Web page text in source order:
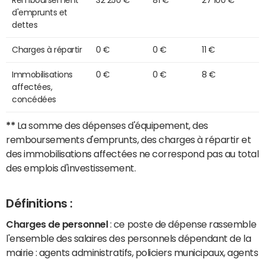
d'emprunts et
dettes
Charges à répartir 0 € 0 € 11 €
Immobilisations
affectées,
concédées
0 € 0 € 8 €
** La somme des dépenses d'équipement, des
remboursements d'emprunts, des charges à répartir et
des immobilisations affectées ne correspond pas au total
des emplois d'investissement.
Définitions :
Charges de personnel : ce poste de dépense rassemble
l'ensemble des salaires des personnels dépendant de la
mairie : agents administratifs, policiers municipaux, agents